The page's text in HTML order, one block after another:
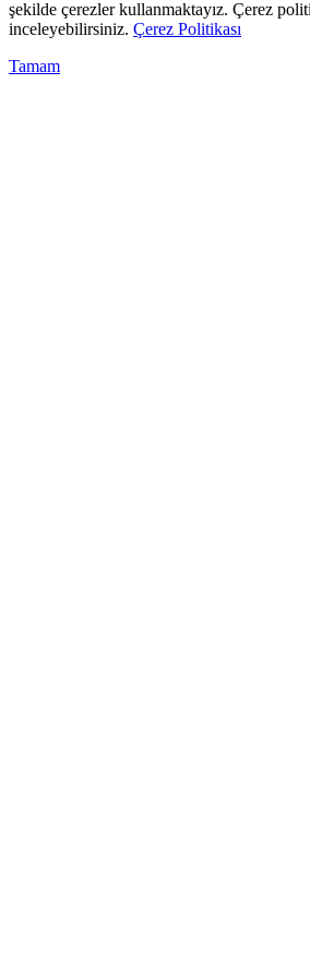
şekilde çerezler kullanmaktayız. Çerez
inceleyebilirsiniz. Çerez Politikası
Tamam